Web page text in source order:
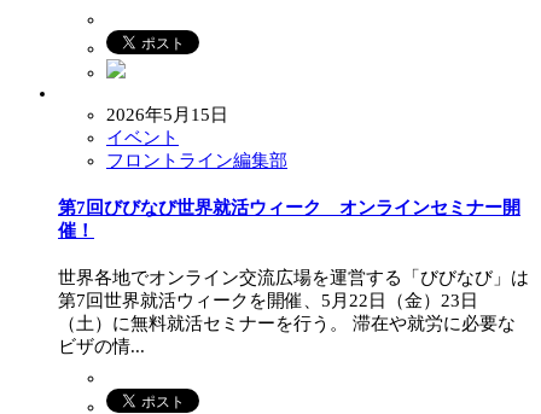
2026年5月15日
イベント
フロントライン編集部
第7回びびなび世界就活ウィーク オンラインセミナー開
催！
世界各地でオンライン交流広場を運営する「びびなび」は
第7回世界就活ウィークを開催、5月22日（金）23日
（土）に無料就活セミナーを行う。 滞在や就労に必要な
ビザの情...